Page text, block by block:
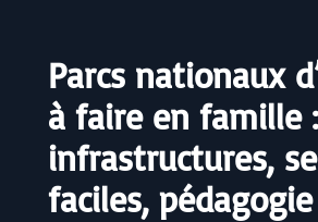
Parcs nationaux
à faire en famille :
infrastructures,
faciles,